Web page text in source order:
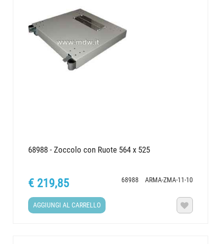
68988 - Zoccolo con Ruote 564 x 525
68988 ARMA-ZMA-11-10
€ 219,85
AGGIUNGI AL CARRELLO 